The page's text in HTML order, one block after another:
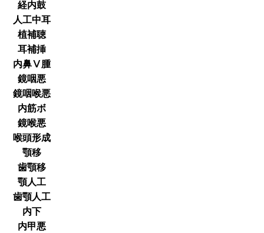
経内鼓
人工中耳
植補聴
耳補挿
内鼻Ⅴ腫
鏡咽悪
鏡咽喉悪
内筋ボ
鏡喉悪
喉頭形成
顎移
歯顎移
顎人工
歯顎人工
内下
内甲悪